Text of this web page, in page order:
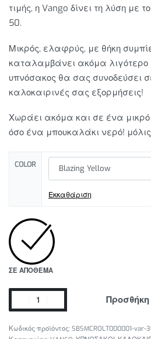
τιμής, η Vango δίνει τη λύση με
50.
Μικρός, ελαφρύς, με θήκη
καταλαμβάνει ακόμα λιγότερο
υπνόσακος θα σας συνοδεύσει
καλοκαιρινές σας εξορμήσεις!
Χωράει ακόμα και σε ένα μικρό
όσο ένα μπουκαλάκι νερό!
COLOR
Εκκαθάριση
ΣΕ ΑΠΌΘΕΜΑ
SBSMCROLT000001-var-